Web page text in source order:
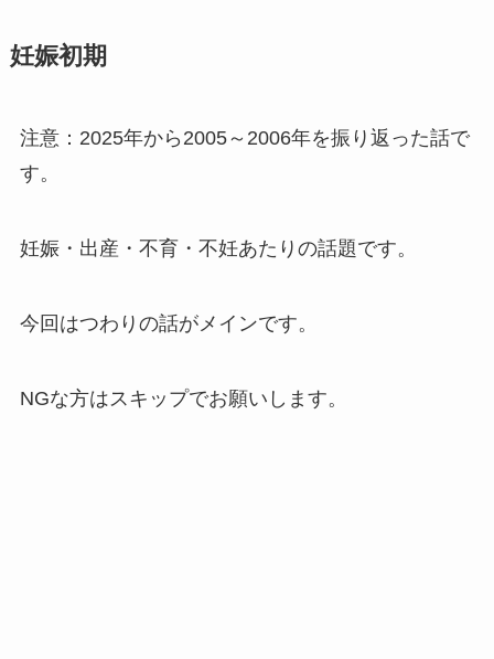
妊娠初期
注意：2025年から2005～2006年を振り返った話で
す。
妊娠・出産・不育・不妊あたりの話題です。
今回はつわりの話がメインです。
NGな方はスキップでお願いします。